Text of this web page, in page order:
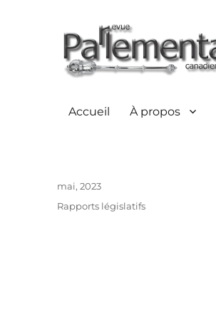
Accueil À propos
Auteur
Publié
mai, 2023
Catégories
Rapports législatifs